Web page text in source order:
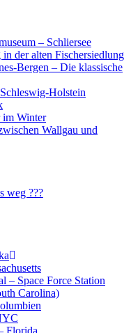
– Schliersee
der alten Fischersiedlung
Bergen – Die klassische
Holstein
im Winter
Wallgau und
weg ???
– Space Force Station
Carolina)
Florida